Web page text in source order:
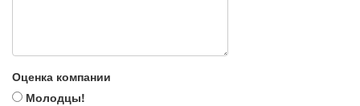
Оценка компании
Молодцы!